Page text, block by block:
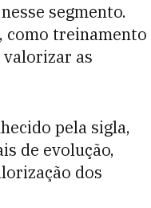
segmento.
como treinamento
as
pela sigla,
de evolução,
dos